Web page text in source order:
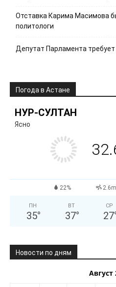
Отставка Карима Масимова
политологи
Депутат Парламента
Погода в Астане
НУР-СУЛТАН
Ясно
22%
ПН
35°
ВТ
37°
СР
27
Новости по дням
Август